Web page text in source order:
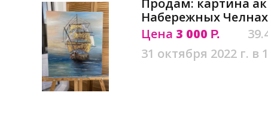
Продам: картина
Набережных Челнах
Цена 3 000 Р.
31 октября 2022 г. в